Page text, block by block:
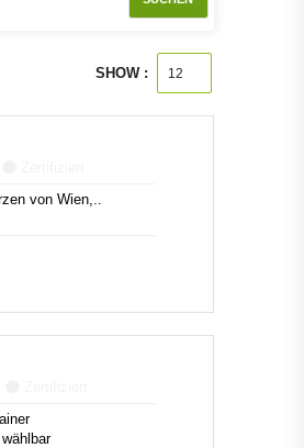
SHOW :
von Wien,..